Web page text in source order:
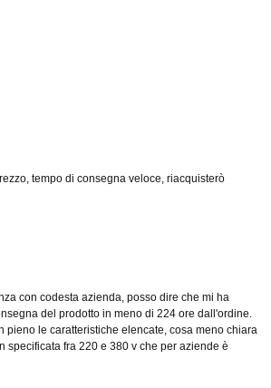
tempo di consegna veloce, riacquisterò
con codesta azienda, posso dire che mi ha
del prodotto in meno di 224 ore dall'ordine.
pieno le caratteristiche elencate, cosa meno chiara
specificata fra 220 e 380 v che per aziende è